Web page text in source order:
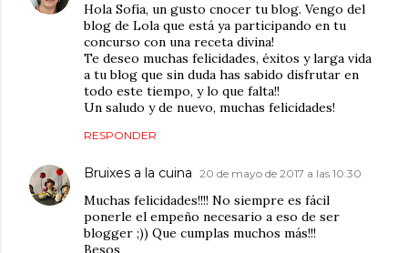
Hola Sofía, un gusto cnocer tu blog. Vengo del
blog de Lola que está ya participando en tu
concurso con una receta divina!
Te deseo muchas felicidades, éxitos y larga vida
a tu blog que sin duda has sabido disfrutar en
todo este tiempo, y lo que falta!!
Un saludo y de nuevo, muchas felicidades!
RESPONDER
Bruixes a la cuina 20 de mayo de 2017 a las 10:30
Muchas felicidades!!!! No siempre es fácil
ponerle el empeño necesario a eso de ser
blogger ;)) Que cumplas muchos más!!!
Besos